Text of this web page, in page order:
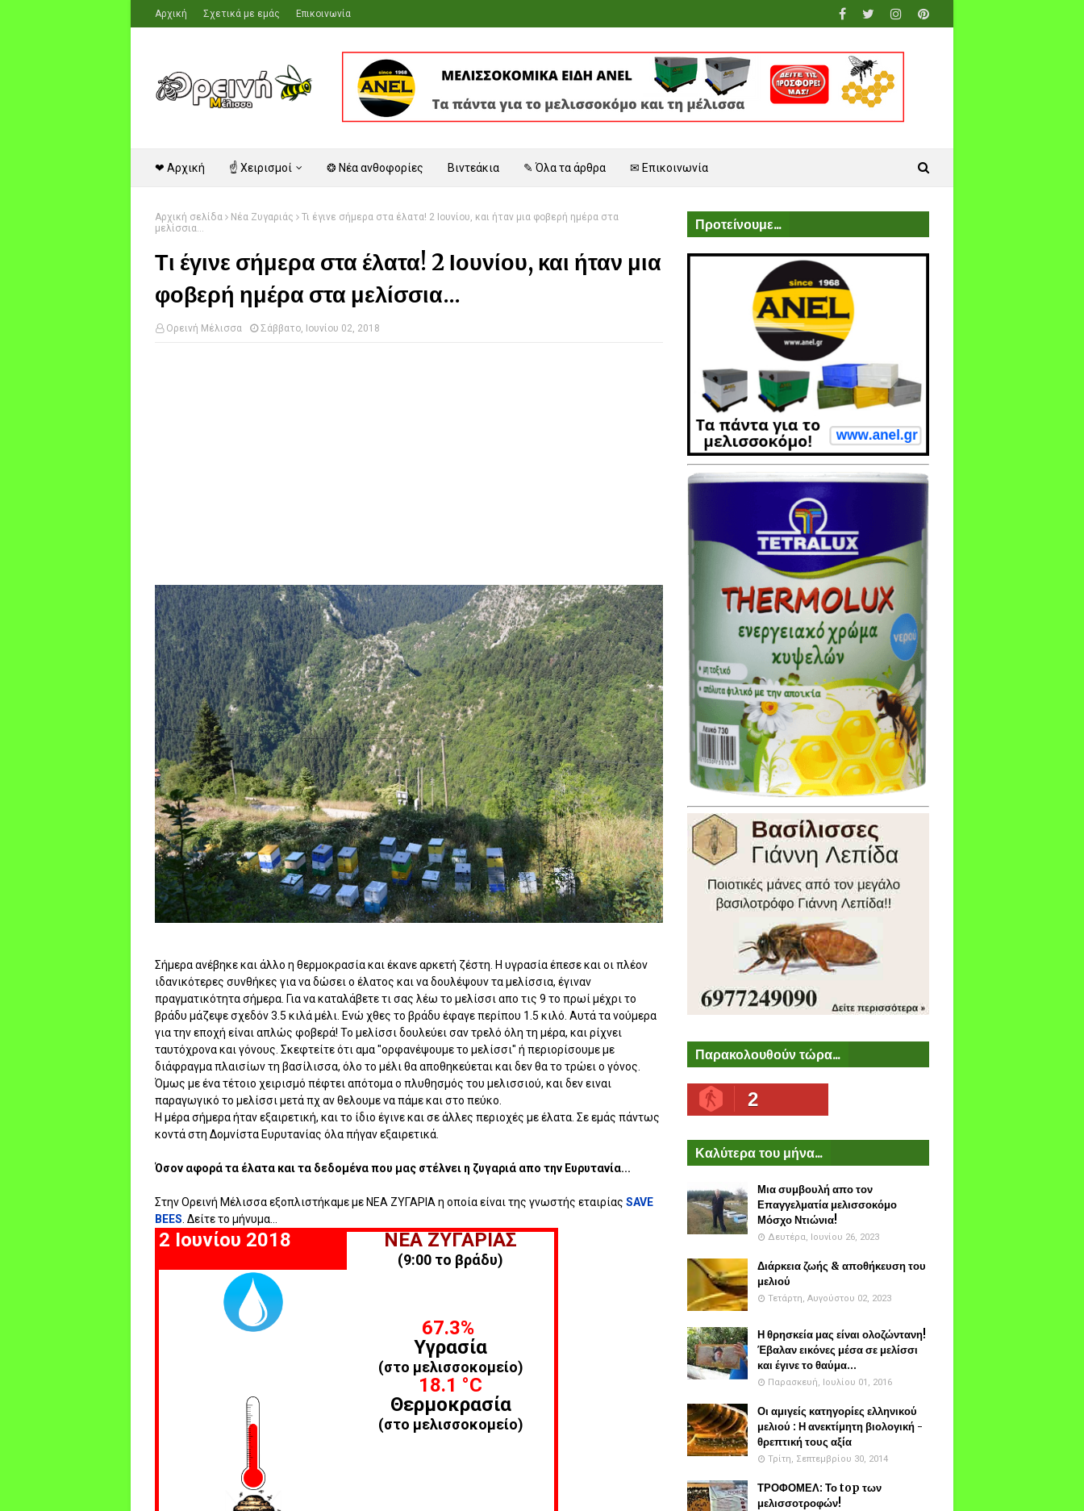
Αρχική Σχετικά με εμάς Επικοινωνία
❤ Αρχική ☝ Χειρισμοί ❂ Νέα ανθοφορίες Βιντεάκια ✎ Όλα τα άρθρα ✉ Επικοινωνία
Αρχική σελίδα Νέα Ζυγαριάς
Τι έγινε σήμερα στα έλατα! 2 Ιουνίου, και ήταν μια φοβερή ημέρα στα
μελίσσια...
Τι έγινε σήμερα στα έλατα! 2 Ιουνίου, και ήταν μια
φοβερή ημέρα στα μελίσσια...
Ορεινή Μέλισσα Σάββατο, Ιουνίου 02, 2018
Σήμερα ανέβηκε και άλλο η θερμοκρασία και έκανε αρκετή ζέστη. Η υγρασία έπεσε και οι πλέον
ιδανικότερες συνθήκες για να δώσει ο έλατος και να δουλέψουν τα μελίσσια, έγιναν
πραγματικότητα σήμερα. Για να καταλάβετε τι σας λέω το μελίσσι απο τις 9 το πρωί μέχρι το
βράδυ μάζεψε σχεδόν 3.5 κιλά μέλι. Ενώ χθες το βράδυ έφαγε περίπου 1.5 κιλό. Αυτά τα νούμερα
για την εποχή είναι απλώς φοβερά! Το μελίσσι δουλεύει σαν τρελό όλη τη μέρα, και ρίχνει
ταυτόχρονα και γόνους. Σκεφτείτε ότι αμα "ορφανέψουμε το μελίσσι" ή περιορίσουμε με
διάφραγμα πλαισίων τη βασίλισσα, όλο το μέλι θα αποθηκεύεται και δεν θα το τρώει ο γόνος.
Όμως με ένα τέτοιο χειρισμό πέφτει απότομα ο πλυθησμός του μελισσιού, και δεν ειναι
παραγωγικό το μελίσσι μετά πχ αν θελουμε να πάμε και στο πεύκο.
Η μέρα σήμερα ήταν εξαιρετική, και το ίδιο έγινε και σε άλλες περιοχές με έλατα. Σε εμάς πάντως
κοντά στη Δομνίστα Ευρυτανίας όλα πήγαν εξαιρετικά.
Όσον αφορά τα έλατα και τα δεδομένα που μας στέλνει η ζυγαριά απο την Ευρυτανία...
Στην Ορεινή Μέλισσα εξοπλιστήκαμε με ΝΕΑ ΖΥΓΑΡΙΑ η οποία είναι της γνωστής εταιρίας SAVE
BEES. Δείτε το μήνυμα...
2 Ιουνίου 2018 ΝΕΑ ΖΥΓΑΡΙΑΣ
(9:00 το βράδυ)
67.3%
Υγρασία
(στο μελισσοκομείο)
18.1 °C
Θερμοκρασία
(στο μελισσοκομείο)
Προτείνουμε...
Παρακολουθούν τώρα...
2
Καλύτερα του μήνα...
Μια συμβουλή απο τον
Επαγγελματία μελισσοκόμο
Μόσχο Ντιώνια!
Δευτέρα, Ιουνίου 26, 2023
Διάρκεια ζωής & αποθήκευση του
μελιού
Τετάρτη, Αυγούστου 02, 2023
Η θρησκεία μας είναι ολοζώντανη!
Έβαλαν εικόνες μέσα σε μελίσσι
και έγινε το θαύμα...
Παρασκευή, Ιουλίου 01, 2016
Οι αμιγείς κατηγορίες ελληνικού
μελιού : Η ανεκτίμητη βιολογική -
θρεπτική τους αξία
Τρίτη, Σεπτεμβρίου 30, 2014
ΤΡΟΦΟΜΕΛ: Το top των
μελισσοτροφών!